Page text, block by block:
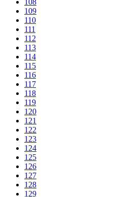
108
109
110
111
112
113
114
115
116
117
118
119
120
121
122
123
124
125
126
127
128
129